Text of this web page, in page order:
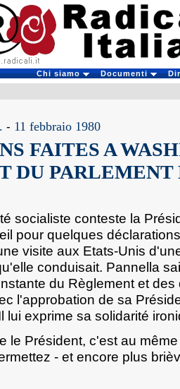
Chi siamo Documenti
- 11 febbraio 1980
FAITES A
DU PARLEMENT
socialiste conteste la
pour quelques
visite aux Etats-Unis
conduisait. Pannella
du Règlement et
l'approbation de sa
lui exprime sa solidarité
le Président, c'est au
- et encore plus